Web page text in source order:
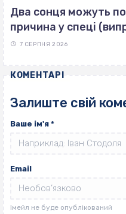
Два сонця можуть
причина у спеці
7 СЕРПНЯ 2026
КОМЕНТАРІ
Залиште свій
Ваше ім'я *
Email